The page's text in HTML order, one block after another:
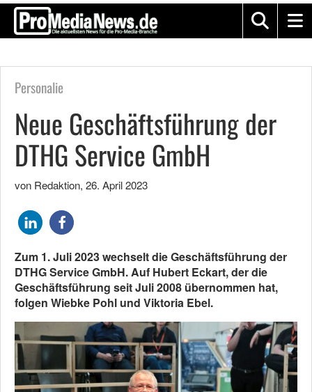
Personalie
Neue Geschäftsführung der
DTHG Service GmbH
von Redaktion, 26. April 2023
Zum 1. Juli 2023 wechselt die Geschäftsführung der
DTHG Service GmbH. Auf Hubert Eckart, der die
Geschäftsführung seit Juli 2008 übernommen hat,
folgen Wiebke Pohl und Viktoria Ebel.